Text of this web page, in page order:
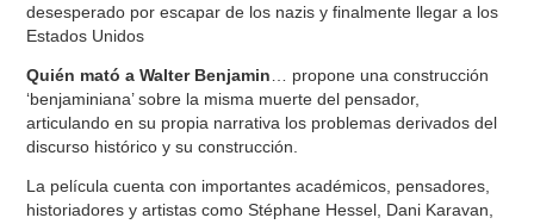
desesperado por escapar de los nazis y finalmente llegar a los
Estados Unidos
Quién mató a Walter Benjamin … propone una construcción
‘benjaminiana’ sobre la misma muerte del pensador,
articulando en su propia narrativa los problemas derivados del
discurso histórico y su construcción.
La película cuenta con importantes académicos, pensadores,
historiadores y artistas como Stéphane Hessel, Dani Karavan,